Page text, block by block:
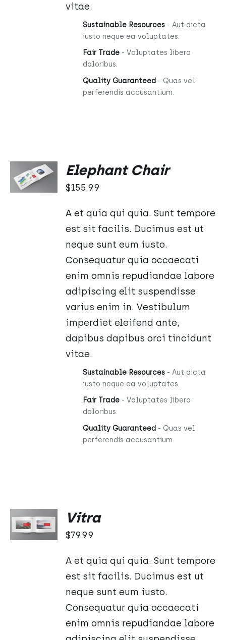
vitae.
Sustainable Resources- Aut dicta
iusto neque ea voluptates.
Fair Trade- Voluptates libero
doloribus.
Quality Guaranteed - Quas vel
perferendis accusantium.
DO
KOSZYKA
/
Elephant Chair
$155.99
A et quia qui quia. Sunt tempore
est sit facilis. Ducimus est ut
neque sunt eum iusto.
Consequatur quia occaecati
enim omnis repudiandae labore
adipiscing elit suspendisse
varius enim in. Vestibulum
imperdiet eleifend ante,
dapibus dapibus orci tincidunt
vitae.
Sustainable Resources- Aut dicta
iusto neque ea voluptates.
Fair Trade- Voluptates libero
doloribus.
Quality Guaranteed - Quas vel
perferendis accusantium.
DO
KOSZYKA
/
Vitra
$79.99
A et quia qui quia. Sunt tempore
est sit facilis. Ducimus est ut
neque sunt eum iusto.
Consequatur quia occaecati
enim omnis repudiandae labore